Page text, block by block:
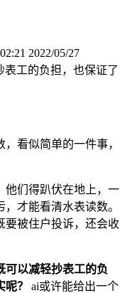
2022/05/27
表工的负担，也保证了
看似简单的一件事，
他们得趴伏在地上，一
才能看清水表读数。
要被住户投诉，还会收
可以减轻抄表工的负
？
ai或许能给出一个